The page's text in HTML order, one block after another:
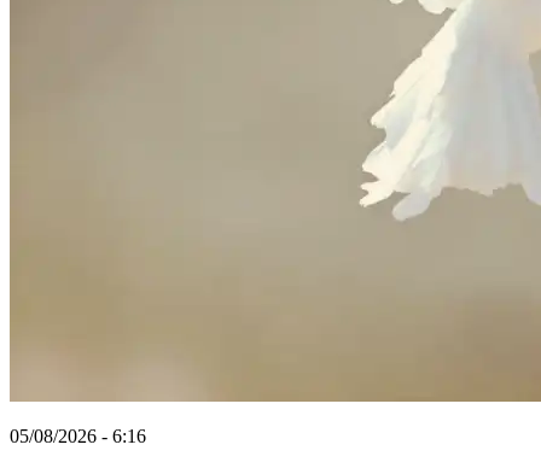
05/08/2026 - 6:16